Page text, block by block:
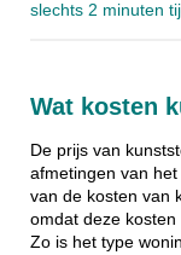
slechts 2 minuten
Wat kosten
De prijs van
afmetingen van
van de kosten van
omdat deze
Zo is het type